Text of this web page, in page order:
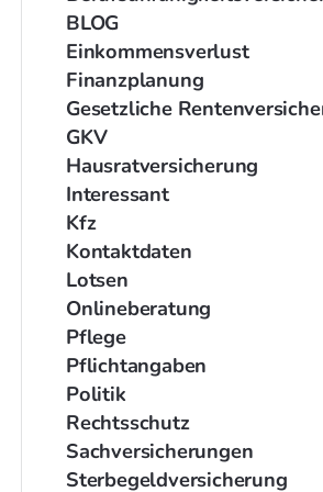
BLOG
Einkommensverlust
Finanzplanung
Gesetzliche
GKV
Hausratversicherung
Interessant
Kfz
Kontaktdaten
Lotsen
Onlineberatung
Pflege
Pflichtangaben
Politik
Rechtsschutz
Sachversicherungen
Sterbegeldversicherung